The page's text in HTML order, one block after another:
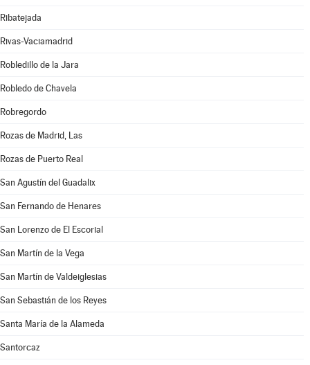
Ribatejada
Rivas-Vaciamadrid
Robledillo de la Jara
Robledo de Chavela
Robregordo
Rozas de Madrid, Las
Rozas de Puerto Real
San Agustín del Guadalix
San Fernando de Henares
San Lorenzo de El Escorial
San Martín de la Vega
San Martín de Valdeiglesias
San Sebastián de los Reyes
Santa María de la Alameda
Santorcaz